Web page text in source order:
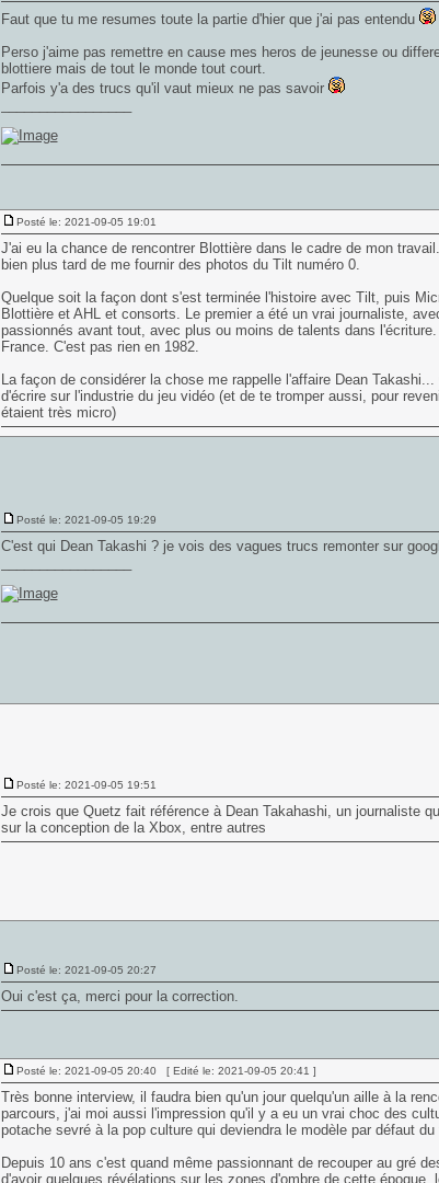
Faut que tu me resumes toute la partie d'hier que j'ai pas entendu
Perso j'aime pas remettre en cause mes heros de jeunesse ou
blottiere mais de tout le monde tout court.
Parfois y'a des trucs qu'il vaut mieux ne pas savoir
Posté le: 2021-09-05 19:01
J'ai eu la chance de rencontrer Blottière dans le cadre de mon
bien plus tard de me fournir des photos du Tilt numéro 0.
Quelque soit la façon dont s'est terminée l'histoire avec Tilt, puis
Blottière et AHL et consorts. Le premier a été un vrai journaliste,
passionnés avant tout, avec plus ou moins de talents dans
France. C'est pas rien en 1982.
La façon de considérer la chose me rappelle l'affaire Dean
d'écrire sur l'industrie du jeu vidéo (et de te tromper aussi, pour
étaient très micro)
Posté le: 2021-09-05 19:29
C'est qui Dean Takashi ? je vois des vagues trucs remonter sur
Posté le: 2021-09-05 19:51
Je crois que Quetz fait référence à Dean Takahashi, un journaliste
sur la conception de la Xbox, entre autres
Posté le: 2021-09-05 20:27
Oui c'est ça, merci pour la correction.
Posté le: 2021-09-05 20:40 [ Edité le: 2021-09-05 20:41 ]
Très bonne interview, il faudra bien qu'un jour quelqu'un aille à la
parcours, j'ai moi aussi l'impression qu'il y a eu un vrai choc des
potache sevré à la pop culture qui deviendra le modèle par défaut
Depuis 10 ans c'est quand même passionnant de recouper au gré
d'avoir quelques révélations sur les zones d'ombre de cette